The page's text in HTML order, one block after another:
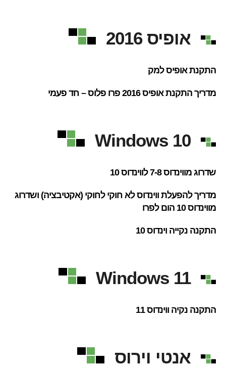
אופיס 2016
התקנת אופיס למק
מדריך התקנת אופיס 2016 פרו פלוס – חד פעמי
Windows 10
שדרוג מווינדוס 7-8 לווינדוס 10
מדריך להפעלת ווינדוס לא חוקי לחוקי (אקטיבציה) ושדרוג
מווינדוס 10 הום לפרו
התקנה נקייה וינדוס 10
Windows 11
התקנה נקיה ווינדוס 11
אנטי וירוס